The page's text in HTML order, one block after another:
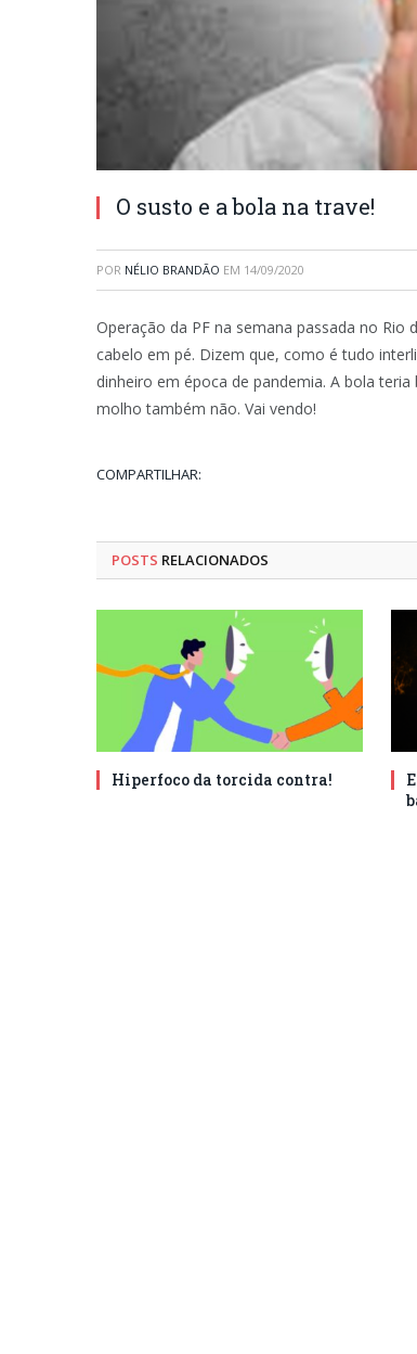
O susto e a bola na trave!
POR NÉLIO BRANDÃO EM 14/09/2020
Operação da PF na semana passada no
cabelo em pé. Dizem que, como é tudo
dinheiro em época de pandemia. A bola
molho também não. Vai vendo!
COMPARTILHAR:
POSTS RELACIONADOS
Hiperfoco da torcida contra!